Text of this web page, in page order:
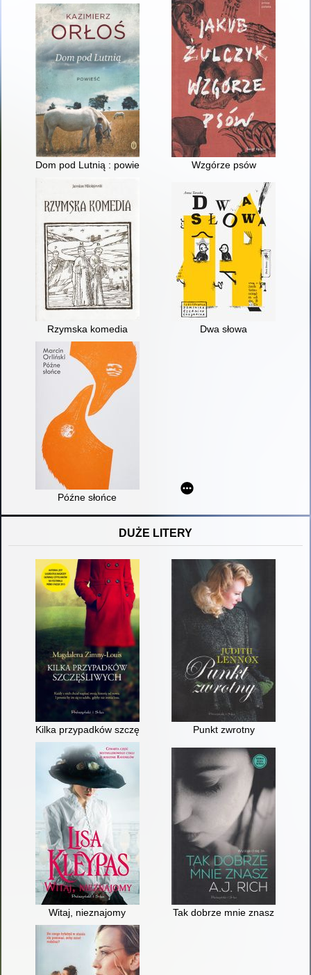
Dom pod Lutnią : powieść Wzgórze psów
Rzymska komedia Dwa słowa
Późne słońce
DUŻE LITERY
Kilka przypadków szczęśliwych Punkt zwrotny
Witaj, nieznajomy Tak dobrze mnie znasz